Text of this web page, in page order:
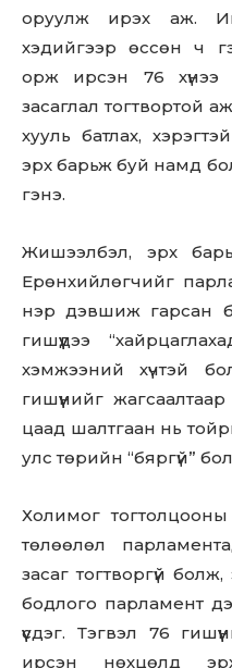
оруулж ирэх аж.
хэдийгээр өссөн ч
орж ирсэн 76 хүнээ
засаглал тогтвортой
хууль батлах,
эрх барьж буй намд
гэнэ.
Жишээлбэл, эрх
Ерөнхийлөгчийг
нэр дэвшиж гарсан
гишүүдээ
хэмжээний хүчтэй
гишүүнийг
цаад шалтгаан нь
улс төрийн “бяргүй”
Холимог
төлөөлөл
засаг тогтворгүй
бодлого парламент
үүсдэг. Тэгвэл 76
ирсэн нөхцөлд